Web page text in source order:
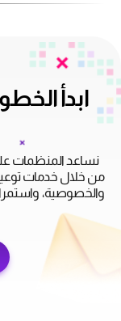
ابدأ
نساعد المنظمات
من خلال خدمات
والخصوصية،